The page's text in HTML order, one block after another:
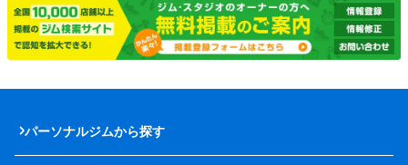
パーソナルジムから探す